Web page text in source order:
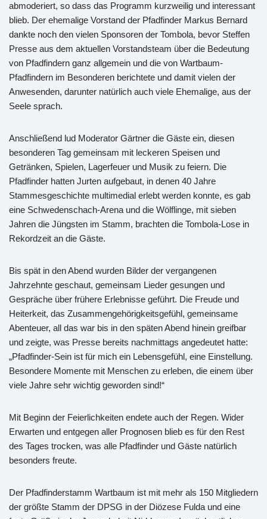
abmoderiert, so dass das Programm kurzweilig und interessant
blieb. Der ehemalige Vorstand der Pfadfinder Markus Bernard
dankte noch den vielen Sponsoren der Tombola, bevor Steffen
Presse aus dem aktuellen Vorstandsteam über die Bedeutung
von Pfadfindern ganz allgemein und die von Wartbaum-
Pfadfindern im Besonderen berichtete und damit vielen der
Anwesenden, darunter natürlich auch viele Ehemalige, aus der
Seele sprach.
Anschließend lud Moderator Gärtner die Gäste ein, diesen
besonderen Tag gemeinsam mit leckeren Speisen und
Getränken, Spielen, Lagerfeuer und Musik zu feiern. Die
Pfadfinder hatten Jurten aufgebaut, in denen 40 Jahre
Stammesgeschichte multimedial erlebt werden konnte, es gab
eine Schwedenschach-Arena und die Wölflinge, mit sieben
Jahren die Jüngsten im Stamm, brachten die Tombola-Lose in
Rekordzeit an die Gäste.
Bis spät in den Abend wurden Bilder der vergangenen
Jahrzehnte geschaut, gemeinsam Lieder gesungen und
Gespräche über frühere Erlebnisse geführt. Die Freude und
Heiterkeit, das Zusammengehörigkeitsgefühl, gemeinsame
Abenteuer, all das war bis in den späten Abend hinein greifbar
und zeigte, was Presse bereits nachmittags angedeutet hatte:
„Pfadfinder-Sein ist für mich ein Lebensgefühl, eine Einstellung.
Besondere Momente mit Menschen zu erleben, die einem über
viele Jahre sehr wichtig geworden sind!“
Mit Beginn der Feierlichkeiten endete auch der Regen. Wider
Erwarten und entgegen aller Prognosen blieb es für den Rest
des Tages trocken, was alle Pfadfinder und Gäste natürlich
besonders freute.
Der Pfadfinderstamm Wartbaum ist mit mehr als 150 Mitgliedern
der größte Stamm der DPSG in der Diözese Fulda und eine